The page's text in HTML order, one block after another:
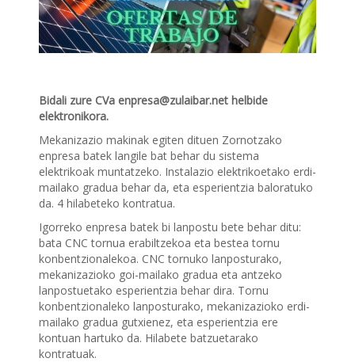
Bidali zure CVa enpresa@zulaibar.net helbide
elektronikora.
Mekanizazio makinak egiten dituen Zornotzako
enpresa batek langile bat behar du sistema
elektrikoak muntatzeko. Instalazio elektrikoetako erdi-
mailako gradua behar da, eta esperientzia baloratuko
da. 4 hilabeteko kontratua.
Igorreko enpresa batek bi lanpostu bete behar ditu:
bata CNC tornua erabiltzekoa eta bestea tornu
konbentzionalekoa. CNC tornuko lanposturako,
mekanizazioko goi-mailako gradua eta antzeko
lanpostuetako esperientzia behar dira. Tornu
konbentzionaleko lanposturako, mekanizazioko erdi-
mailako gradua gutxienez, eta esperientzia ere
kontuan hartuko da. Hilabete batzuetarako
kontratuak.